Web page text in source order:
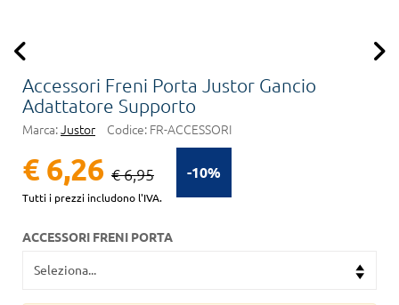
Accessori Freni Porta Justor Gancio
Adattatore Supporto
Marca:Justor Codice: FR-ACCESSORI
-10%
€ 6,26 € 6,95
Tutti i prezzi includono l'IVA.
ACCESSORI FRENI PORTA